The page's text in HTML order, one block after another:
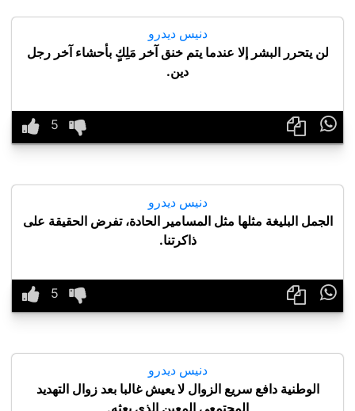
دنيس ديدرو
لن يتحرر البشر إلا عندما يتم خنق آخر مَلِكٍ بأحشاء آخر رجل
دين.

دنيس ديدرو
الجمل البليغة مثلها مثل المسامير الحادة، تفرض الحقيقة على
ذاكرتنا.

دنيس ديدرو
الوطنية دافع سريع الزوال لا يعيش غالبا بعد زوال التهديد